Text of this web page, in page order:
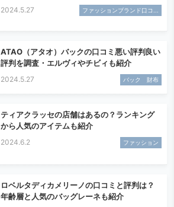
2024.5.27 ファッションブランド口コ...
ATAO（アタオ）バックの口コミ悪い評判良い
評判を調査・エルヴィやチビィも紹介
2024.5.27 バック 財布
ティアクラッセの店舗はあるの？ランキング
から人気のアイテムも紹介
2024.6.2 ファッション
ロベルタディカメリーノの口コミと評判は？
年齢層と人気のバッグレーネも紹介